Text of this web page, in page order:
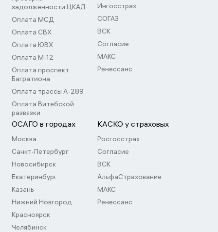
задолженности ЦКАД
Оплата МСД
Оплата СВХ
Оплата ЮВХ
Оплата М-12
Оплата проспект
Багратиона
Оплата трассы А-289
Оплата Витебской
развязки
Ингосстрах
СОГАЗ
ВСК
Согласие
МАКС
Ренессанс
ОСАГО в городах
Москва
Санкт-Петербург
Новосибирск
Екатеринбург
Казань
Нижний Новгород
Красноярск
Челябинск
КАСКО у страховых
Росгосстрах
Согласие
ВСК
АльфаСтрахование
МАКС
Ренессанс